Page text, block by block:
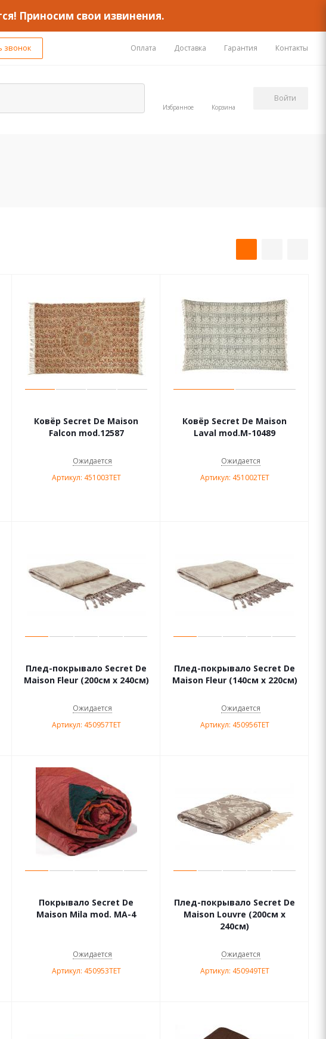
Приносим свои извинения.
звонок Оплата Доставка Гарантия Контакты
Избранное Корзина
Войти
Ковёр Secret De Maison
Falcon mod.12587
Ожидается
Артикул: 451003TET
Ковёр Secret De Maison
Laval mod.M-10489
Ожидается
Артикул: 451002TET
Плед-покрывало Secret De
Maison Fleur (200см х 240см)
Ожидается
Артикул: 450957TET
Плед-покрывало Secret De
Maison Fleur (140см х 220см)
Ожидается
Артикул: 450956TET
Покрывало Secret De
Maison Mila mod. MA-4
Ожидается
Артикул: 450953TET
Плед-покрывало Secret De
Maison Louvre (200см х
240см)
Ожидается
Артикул: 450949TET